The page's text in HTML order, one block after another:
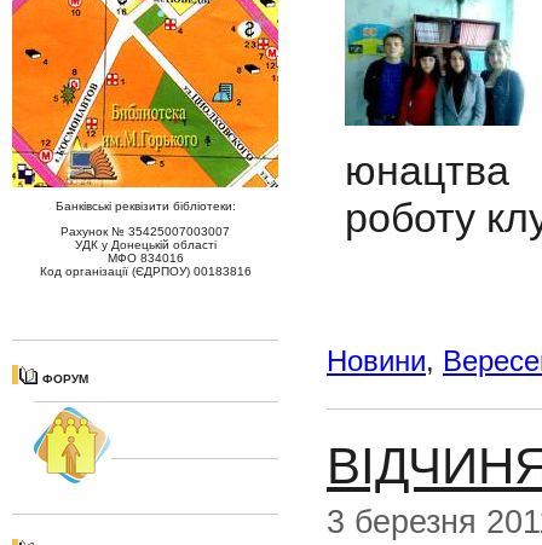
Банківські реквізити бібліотеки:
Рахунок № 35425007003007
УДК у Донецькій області
МФО 834016
Код організації (ЄДРПОУ) 00183816
ФОРУМ
роботу
Новини,
3 березня